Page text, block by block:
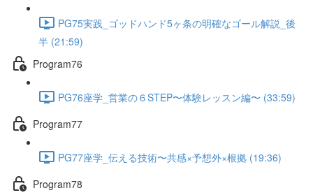
PG75実践_ゴッドハンド5ヶ条の明確なゴール解説_後
半 (21:59)
Program76
PG76座学_営業の６STEP〜体験レッスン編〜 (33:59)
Program77
PG77座学_伝える技術〜共感×予想外×根拠 (19:36)
Program78